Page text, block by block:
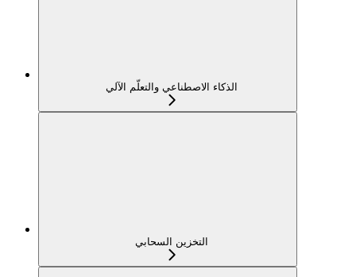
الذكاء الاصطناعي والتعلّم الآلي
التخزين السحابي